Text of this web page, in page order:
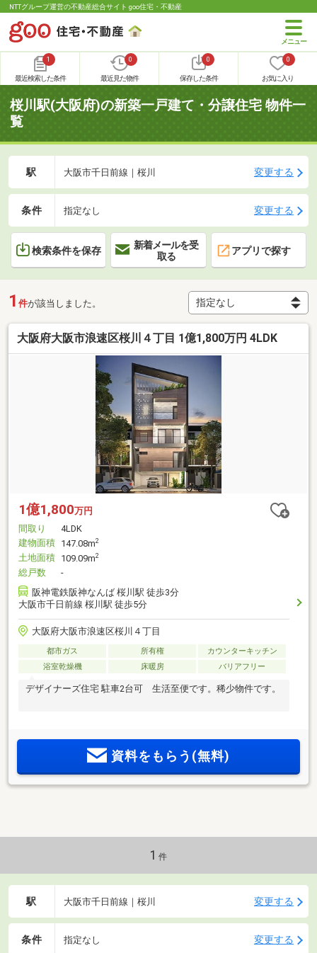
NTTグループ運営の不動産総合サイト goo住宅・不動産
1
最近検索した条件
0
最近見た物件
0
保存した条件
0
お気に入り
桜川駅(大阪府)の新築一戸建て・分譲住宅 物件一
覧
駅 大阪市千日前線｜桜川 変更する
条件 指定なし 変更する
検索条件を保存
新着メールを受
取る
アプリで探す
1 件が該当しました。
大阪府大阪市浪速区桜川４丁目 1億1,800万円 4LDK
1億1,800万円
間取り
4LDK
建物面積 147.08m2
土地面積 109.09m2
総戸数
-
阪神電鉄阪神なんば 桜川駅 徒歩3分
大阪市千日前線 桜川駅 徒歩5分
大阪府大阪市浪速区桜川４丁目
都市ガス 所有権
カウンターキッチン
浴室乾燥機
床暖房 バリアフリー
デザイナーズ住宅 駐車2台可 生活至便です。稀少物件です。
資料をもらう(無料)
1 件
駅 大阪市千日前線｜桜川 変更する
条件 指定なし 変更する